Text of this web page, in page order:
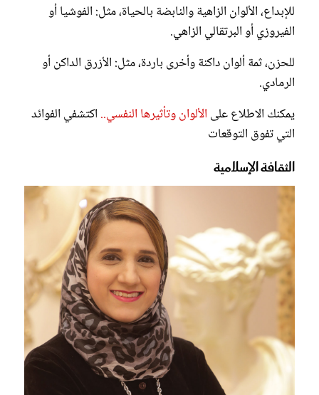
للإبداع، الألوان الزاهية والنابضة بالحياة، مثل: الفوشيا أو
الفيروزي أو البرتقالي الزاهي.
للحزن، ثمة ألوان داكنة وأخرى باردة، مثل: الأزرق الداكن أو
الرمادي.
يمكنك الاطلاع على الألوان وتأثيرها النفسي.. اكتشفي الفوائد
التي تفوق التوقعات
الثقافة الإسلامية